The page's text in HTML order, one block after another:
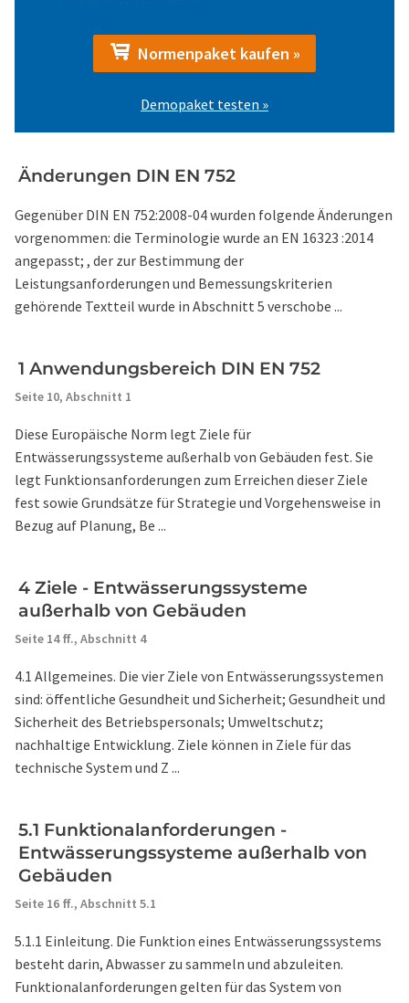
Normenpaket kaufen »
Demopaket testen »
Änderungen DIN EN 752
Gegenüber DIN EN 752:2008-04 wurden folgende Änderungen
vorgenommen: die Terminologie wurde an EN 16323 :2014
angepasst; , der zur Bestimmung der
Leistungsanforderungen und Bemessungskriterien
gehörende Textteil wurde in Abschnitt 5 verschobe ...
1 Anwendungsbereich DIN EN 752
Seite 10, Abschnitt 1
Diese Europäische Norm legt Ziele für
Entwässerungssysteme außerhalb von Gebäuden fest. Sie
legt Funktionsanforderungen zum Erreichen dieser Ziele
fest sowie Grundsätze für Strategie und Vorgehensweise in
Bezug auf Planung, Be ...
4 Ziele - Entwässerungssysteme
außerhalb von Gebäuden
Seite 14 ff., Abschnitt 4
4.1 Allgemeines. Die vier Ziele von Entwässerungssystemen
sind: öffentliche Gesundheit und Sicherheit; Gesundheit und
Sicherheit des Betriebspersonals; Umweltschutz;
nachhaltige Entwicklung. Ziele können in Ziele für das
technische System und Z ...
5.1 Funktionalanforderungen -
Entwässerungssysteme außerhalb von
Gebäuden
Seite 16 ff., Abschnitt 5.1
5.1.1 Einleitung. Die Funktion eines Entwässerungssystems
besteht darin, Abwasser zu sammeln und abzuleiten.
Funktionalanforderungen gelten für das System von